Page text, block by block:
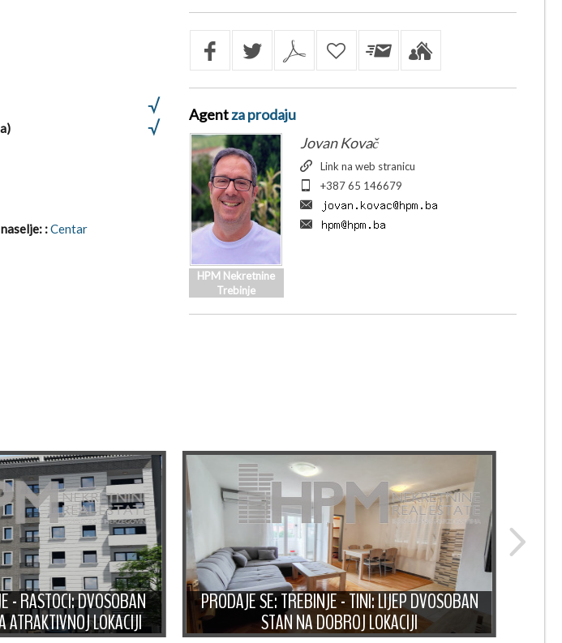
:Centar
Agentza prodaju
HPM Nekretnine
Trebinje
Jovan Kovač
Link na web stranicu
+387 65 146679
- RASTOCI: DVOSOBAN
LOKACIJI
PRODAJE SE: TREBINJE - TINI: LIJEP DVOSOBAN
STAN NA DOBROJ LOKACIJI